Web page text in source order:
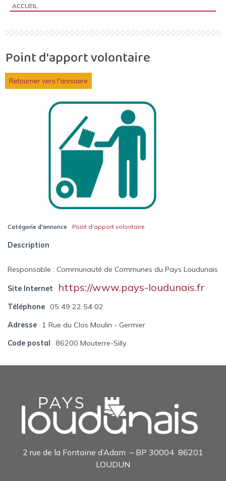
Vous êtes ici :
ACCUEIL
Point d'apport volontaire
Retourner vers l'annuaire
Catégorie d'annonce Point d'apport volontaire
Description
Responsable : Communauté de Communes du Pays Loudunais
Site Internet https://www.pays-loudunais.fr
Téléphone 05 49 22 54 02
Adresse
1 Rue du Clos Moulin - Germier
Code postal
86200 Mouterre-Silly
2 rue de la Fontaine d’Adam – BP 30004 86201
LOUDUN